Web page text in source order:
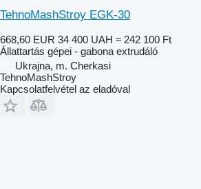
TehnoMashStroy EGK-30
668,60 EUR 34 400 UAH ≈ 242 100 Ft
Állattartás gépei - gabona extrudáló
Ukrajna, m. Cherkasi
TehnoMashStroy
Kapcsolatfelvétel az eladóval